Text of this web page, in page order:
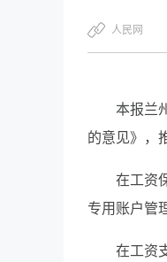
​人民网
本报兰
的意见》，
在工资
专用账户管
在工资